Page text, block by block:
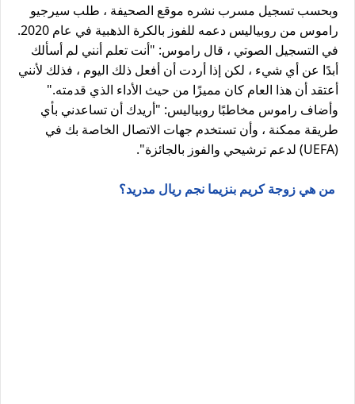
وبحسب تسجيل مسرب نشره موقع الصحيفة ، طلب سيرجيو
راموس من روبياليس دعمه للفوز بالكرة الذهبية في عام 2020.
في التسجيل الصوتي ، قال راموس: "أنت تعلم أنني لم أسألك
أبدًا عن أي شيء ، لكن إذا أردت أن أفعل ذلك اليوم ، فذلك لأنني
أعتقد أن هذا العام كان مميزًا من حيث الأداء الذي قدمته."
وأضاف راموس مخاطبًا روبياليس: "أريدك أن تساعدني بأي
طريقة ممكنة ، وأن تستخدم جهات الاتصال الخاصة بك في
(UEFA) لدعم ترشيحي والفوز بالجائزة".
من هي زوجة كريم بنزيما نجم ريال مدريد؟